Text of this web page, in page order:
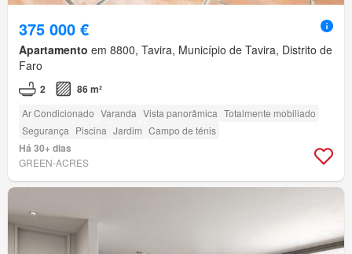
375 000 €
Apartamento em 8800, Tavira, Município de Tavira, Distrito de
Faro
2 86 m²
Ar Condicionado Varanda Vista panorâmica Totalmente mobiliado
Segurança Piscina Jardim Campo de ténis
Há 30+ dias
GREEN-ACRES